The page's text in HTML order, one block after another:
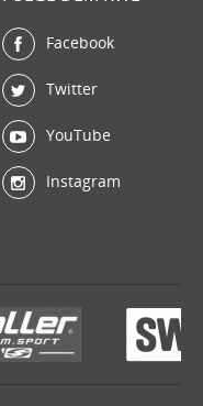
Facebook
Twitter
YouTube
Instagram